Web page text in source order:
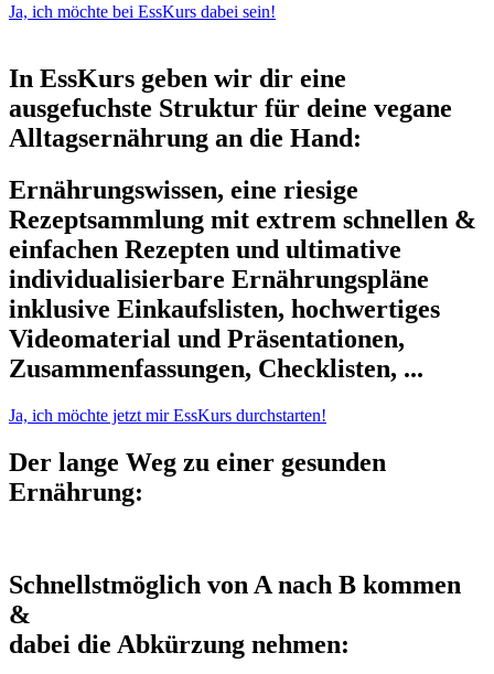
Ja, ich möchte bei EssKurs dabei sein!
In EssKurs geben wir dir eine
ausgefuchste Struktur für deine vegane
Alltagsernährung an die Hand:
Ernährungswissen, eine riesige
Rezeptsammlung mit extrem schnellen &
einfachen Rezepten und ultimative
individualisierbare Ernährungspläne
inklusive Einkaufslisten, hochwertiges
Videomaterial und Präsentationen,
Zusammenfassungen, Checklisten, ...
Ja, ich möchte jetzt mir EssKurs durchstarten!
Der lange Weg zu einer gesunden
Ernährung:
Schnellstmöglich von A nach B kommen
&
dabei die Abkürzung nehmen: